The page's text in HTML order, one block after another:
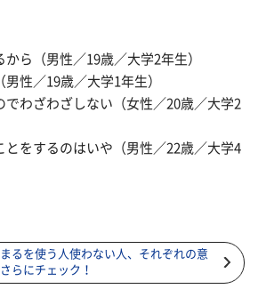
から（男性／19歳／大学2年生）
男性／19歳／大学1年生）
でわざわざしない（女性／20歳／大学2
とをするのはいや（男性／22歳／大学4
るを使う人使わない人、それぞれの意
らにチェック！